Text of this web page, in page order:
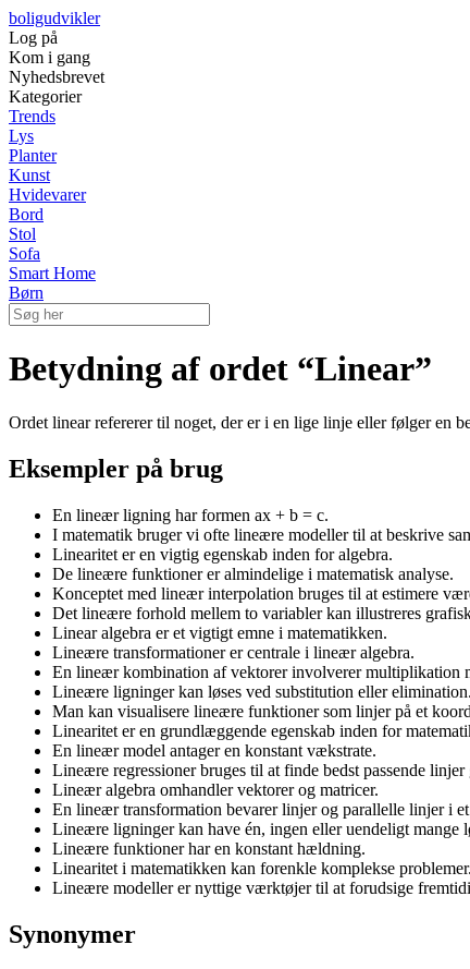
boligudvikler
Log på
Kom i gang
Nyhedsbrevet
Kategorier
Trends
Lys
Planter
Kunst
Hvidevarer
Bord
Stol
Sofa
Smart Home
Børn
Betydning af ordet “Linear”
Ordet linear refererer til noget, der er i en lige linje eller følger en
Eksempler på brug
En lineær ligning har formen ax + b = c.
I matematik bruger vi ofte lineære modeller til at beskrive
Linearitet er en vigtig egenskab inden for algebra.
De lineære funktioner er almindelige i matematisk analyse.
Konceptet med lineær interpolation bruges til at estimere
Det lineære forhold mellem to variabler kan illustreres
Linear algebra er et vigtigt emne i matematikken.
Lineære transformationer er centrale i lineær algebra.
En lineær kombination af vektorer involverer multiplikation
Lineære ligninger kan løses ved substitution eller elimination.
Man kan visualisere lineære funktioner som linjer på et
Linearitet er en grundlæggende egenskab inden for
En lineær model antager en konstant vækstrate.
Lineære regressioner bruges til at finde bedst passende linjer
Lineær algebra omhandler vektorer og matricer.
En lineær transformation bevarer linjer og parallelle linjer i
Lineære ligninger kan have én, ingen eller uendeligt mange
Lineære funktioner har en konstant hældning.
Linearitet i matematikken kan forenkle komplekse problemer.
Lineære modeller er nyttige værktøjer til at forudsige
Synonymer